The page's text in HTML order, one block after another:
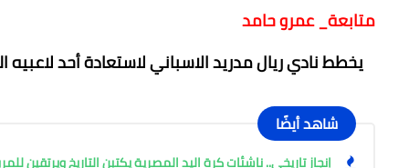
متابعة_ عمرو حامد
يخطط نادي ​ريال مدريد​ الاسباني لاستعادة أحد
شاهد أيضًا
إنجاز تاريخي.. ناشئات كرة اليد المصرية يكتبن التاريخ ويرتقين